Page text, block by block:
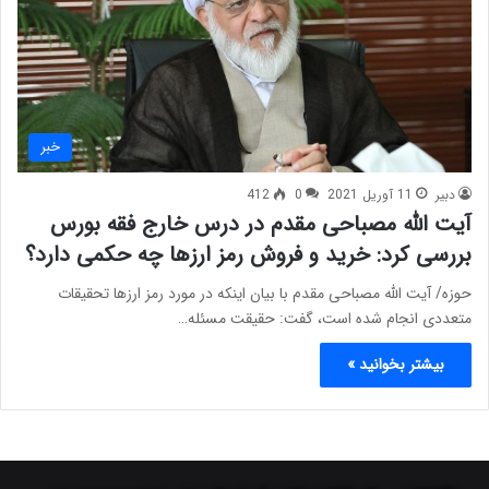
خبر
دبیر 11 آوریل 2021 0
412
آیت الله مصباحی مقدم در درس خارج فقه بورس
بررسی کرد: خرید و فروش رمز ارزها چه حکمی دارد؟
حوزه/ آیت الله مصباحی مقدم با بیان اینکه در مورد رمز ارزها تحقیقات
متعددی انجام شده است، گفت: حقیقت مسئله…
بیشتر بخوانید »